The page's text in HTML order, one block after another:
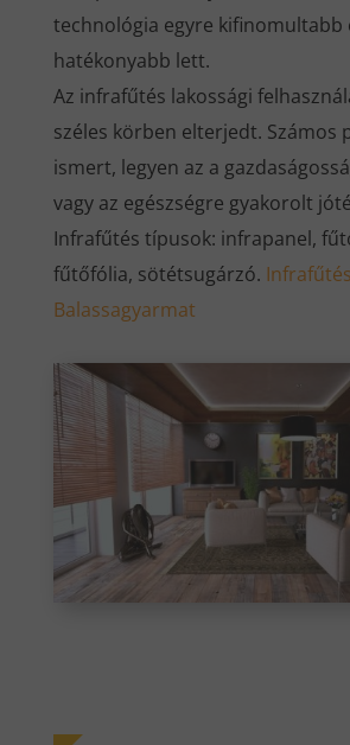
technológia egyre kifinomultabb
hatékonyabb lett.
Az infrafűtés lakossági
széles körben elterjedt. Számos
ismert, legyen az a
vagy az egészségre gyakorolt
Infrafűtés típusok: infrapanel,
fűtőfólia, sötétsugárzó. Infrafűtés
Balassagyarmat